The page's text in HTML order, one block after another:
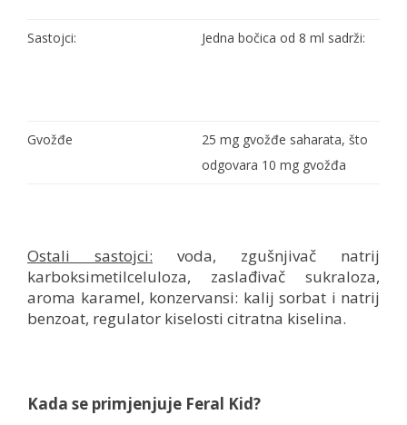
Sastojci: Jedna bočica od 8 ml sadrži:
Gvožđe
25 mg gvožđe saharata, što
odgovara 10 mg gvožđa
Ostali sastojci: voda, zgušnjivač natrij
karboksimetilceluloza, zaslađivač sukraloza,
aroma karamel, konzervansi: kalij sorbat i natrij
benzoat, regulator kiselosti citratna kiselina.
Kada se primjenjuje Feral Kid?